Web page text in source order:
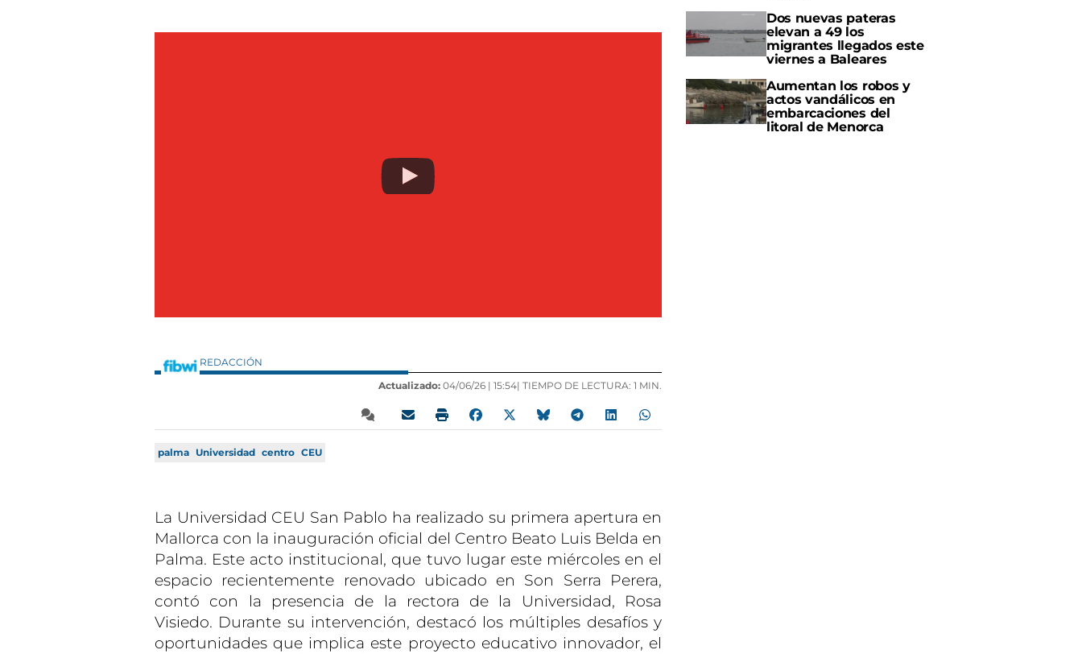
REDACCIÓN
Actualizado: 04/06/26 | 15:54| TIEMPO DE LECTURA: 1 MIN.
palma Universidad centro CEU
La Universidad CEU San Pablo ha realizado su primera apertura en
Mallorca con la inauguración oficial del Centro Beato Luis Belda en
Palma. Este acto institucional, que tuvo lugar este miércoles en el
espacio recientemente renovado ubicado en Son Serra Perera,
contó con la presencia de la rectora de la Universidad, Rosa
Visiedo. Durante su intervención, destacó los múltiples desafíos y
oportunidades que implica este proyecto educativo innovador, el
Dos nuevas pateras
elevan a 49 los
migrantes llegados este
viernes a Baleares
Aumentan los robos y
actos vandálicos en
embarcaciones del
litoral de Menorca